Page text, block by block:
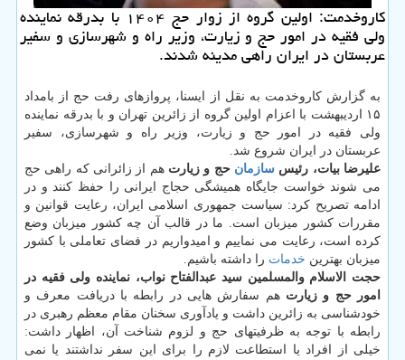
کاروخدمت: اولین گروه از زوار حج ۱۴۰۴ با بدرقه نماینده
ولی فقیه در امور حج و زیارت، وزیر راه و شهرسازی و سفیر
عربستان در ایران راهی مدینه شدند.
به گزارش کاروخدمت به نقل از ایسنا، پروازهای رفت حج از بامداد
۱۵ اردیبهشت با اعزام اولین گروه از زائرین تهران و با بدرقه نماینده
ولی فقیه در امور حج و زیارت، وزیر راه و شهرسازی، سفیر
عربستان در ایران شروع شد.
علیرضا بیات، رئیس سازمان حج و زیارت هم از زائرانی که راهی حج
می شوند خواست جایگاه همیشگی حجاج ایرانی را حفظ کنند و در
ادامه تصریح کرد: سیاست جمهوری اسلامی ایران، رعایت قوانین و
مقررات کشور میزبان است. ما در قالب آن چه کشور میزبان وضع
کرده است، رعایت می نماییم و امیدواریم در فضای تعاملی با کشور
میزبان بهترین خدمات را داشته باشیم.
حجت الاسلام والمسلمین سید عبدالفتاح نواب، نماینده ولی فقیه در
امور حج و زیارت هم سفارش هایی در رابطه با دریافت معرف و
خودشناسی به زائرین داشت و یادآوری سخنان مقام معظم رهبری در
رابطه با توجه به ظرفیتهای حج و لزوم شناخت آن، اظهار داشت:
خیلی از افراد یا استطاعت لازم را برای این سفر نداشتند یا نمی